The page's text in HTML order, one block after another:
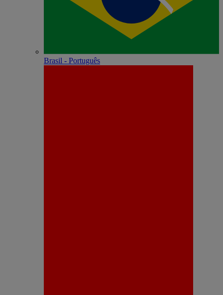
Brasil - Português